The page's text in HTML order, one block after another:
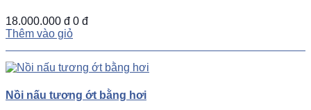
18.000.000 đ 0 đ
Thêm vào giỏ
Nồi nấu tương ớt bằng hơi